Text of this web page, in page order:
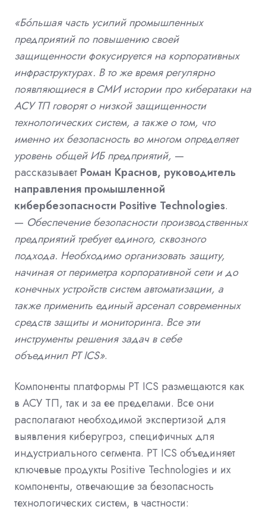
«Бóльшая часть усилий промышленных
предприятий по повышению своей
защищенности фокусируется на корпоративных
инфраструктурах. В то же время регулярно
появляющиеся в СМИ истории про кибератаки на
АСУ ТП говорят о низкой защищенности
технологических систем, а также о том, что
именно их безопасность во многом определяет
уровень общей ИБ предприятий, —
рассказывает Роман Краснов, руководитель
направления промышленной
кибербезопасности Positive Technologies.
— Обеспечение безопасности производственных
предприятий требует единого, сквозного
подхода. Необходимо организовать защиту,
начиная от периметра корпоративной сети и до
конечных устройств систем автоматизации, а
также применить единый арсенал современных
средств защиты и мониторинга. Все эти
инструменты решения задач в себе
объединилPT ICS».
Компоненты платформы PT ICS размещаются как
в АСУ ТП, так и за ее пределами. Все они
располагают необходимой экспертизой для
выявления киберугроз, специфичных для
индустриального сегмента. PT ICS объединяет
ключевые продукты Positive Technologies и их
компоненты, отвечающие за безопасность
технологических систем, в частности: